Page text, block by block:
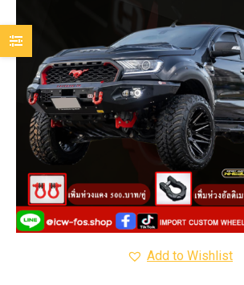
Add to Wishlist